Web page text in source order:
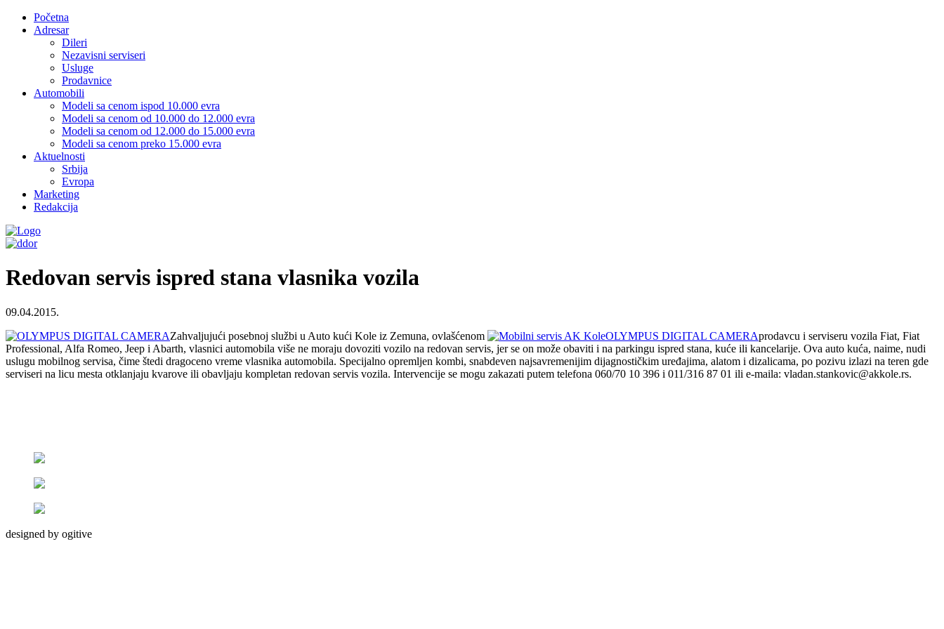
Početna
Adresar
Dileri
Nezavisni serviseri
Usluge
Prodavnice
Automobili
Modeli sa cenom ispod 10.000 evra
Modeli sa cenom od 10.000 do 12.000 evra
Modeli sa cenom od 12.000 do 15.000 evra
Modeli sa cenom preko 15.000 evra
Aktuelnosti
Srbija
Evropa
Marketing
Redakcija
Redovan servis ispred stana vlasnika vozila
09.04.2015.
Zahvaljujući posebnoj službi u Auto kući Kole iz Zemuna, ovlašćenom
prodavcu i serviseru vozila Fiat, Fiat
Professional, Alfa Romeo, Jeep i Abarth, vlasnici automobila više ne moraju dovoziti vozilo na redovan servis, jer se on može obaviti i na parkingu ispred stana, kuće ili kancelarije. Ova auto kuća, naime, nudi
uslugu mobilnog servisa, čime štedi dragoceno vreme vlasnika automobila. Specijalno opremljen kombi, snabdeven najsavremenijim dijagnostičkim uređajima, alatom i dizalicama, po pozivu izlazi na teren gde
serviseri na licu mesta otklanjaju kvarove ili obavljaju kompletan redovan servis vozila. Intervencije se mogu zakazati putem telefona 060/70 10 396 i 011/316 87 01 ili e-maila: vladan.stankovic@akkole.rs.
designed by ogitive